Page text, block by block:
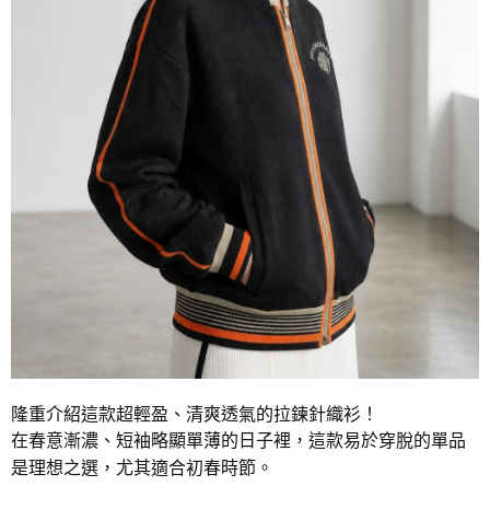
隆重介紹這款超輕盈、清爽透氣的拉鍊針織衫！
在春意漸濃、短袖略顯單薄的日子裡，這款易於穿脫的單品
是理想之選，尤其適合初春時節。